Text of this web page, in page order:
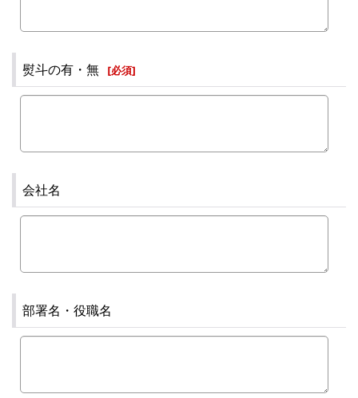
熨斗の有・無 [必須]
会社名
部署名・役職名